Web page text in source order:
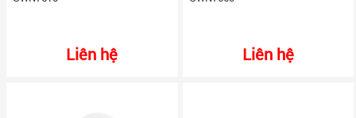
Liên hệ Liên hệ